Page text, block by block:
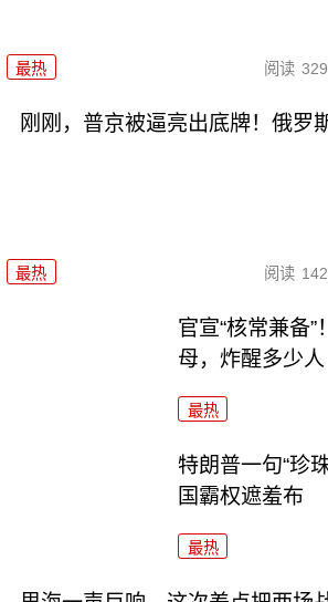
最热 阅读
刚刚，普京被逼亮出底牌！俄罗
最热 阅读
官宣“核常兼备
母，炸醒多少人
最热
特朗普一句“珍
国霸权遮羞布
最热